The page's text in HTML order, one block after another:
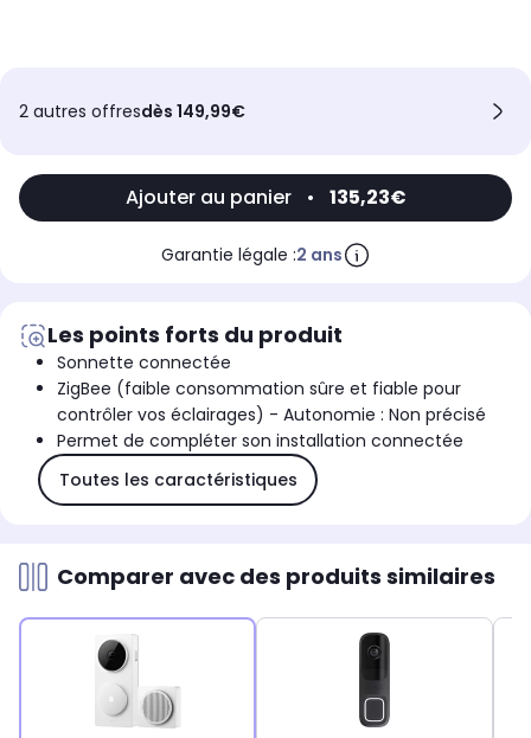
2 autres offresdès 149,99€
Ajouter au panier • 135,23€
Garantie légale :2 ans
Les points forts du produit
Sonnette connectée
ZigBee (faible consommation sûre et fiable pour
contrôler vos éclairages) - Autonomie : Non précisé
Permet de compléter son installation connectée
Toutes les caractéristiques
Comparer avec des produits similaires